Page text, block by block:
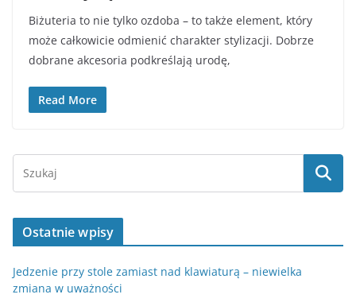
Biżuteria to nie tylko ozdoba – to także element, który
może całkowicie odmienić charakter stylizacji. Dobrze
dobrane akcesoria podkreślają urodę,
Read More
Ostatnie wpisy
Jedzenie przy stole zamiast nad klawiaturą – niewielka
zmiana w uważności